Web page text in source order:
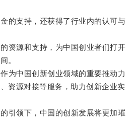
支持，还获得了行业内的认可与
源和支持，为中国创业者们打开
。
中国创新创业领域的重要推动力
资源对接等服务，助力创新企业实
领下，中国的创新发展将更加璀